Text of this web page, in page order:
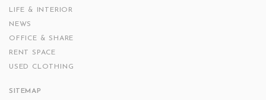
LIFE & INTERIOR
NEWS
OFFICE & SHARE
RENT SPACE
USED CLOTHING
SITEMAP